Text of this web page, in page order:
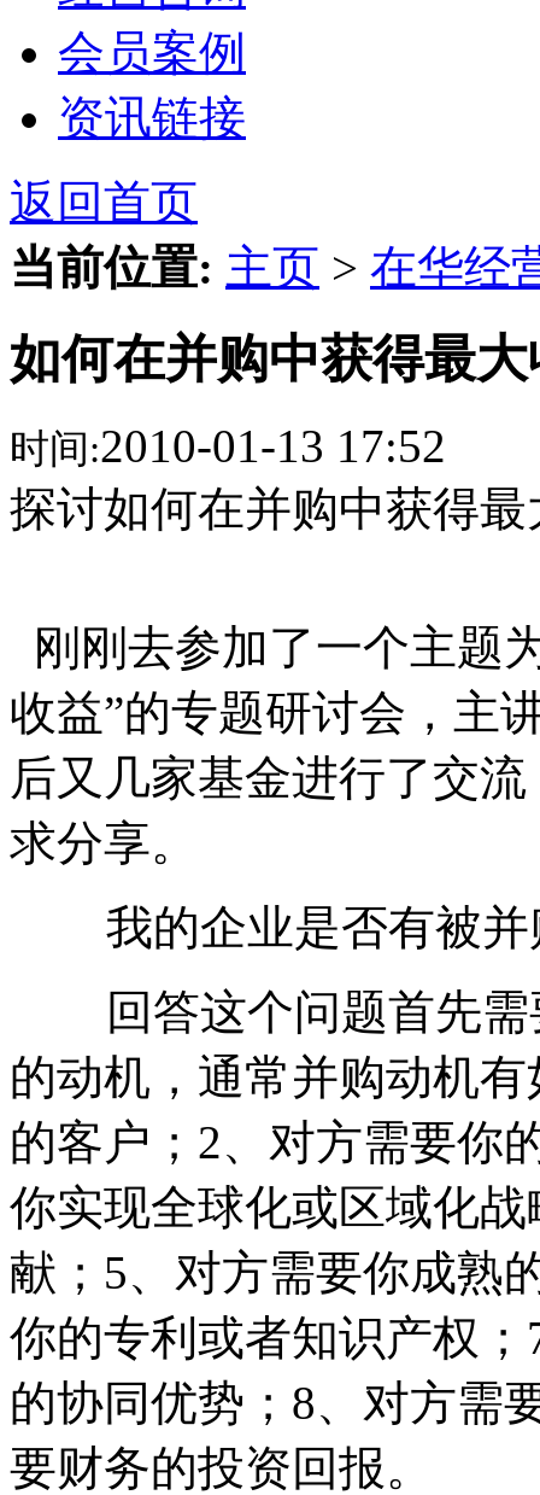
会员案例
资讯链接
返回首页
当前位置: 主页 > 在华经
如何在并购中获得最
时间:2010-01-13 17:52
探讨如何在并购中获得最
刚刚去参加了一个主题
收益”的专题研讨会，主
后又几家基金进行了交
求分享。
我的企业是否有被并
回答这个问题首先需
的动机，通常并购动机
的客户 ；2、对方需要你
你实现全球化或区域化
献；5、对方需要你成熟
你的专利或者知识产权
的协同优势；8、对方需
要财务的投资回报。